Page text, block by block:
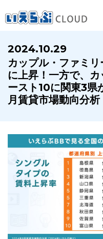
賃貸仲介
業務向け機能 業
ホームページ制作について
2024.10.29
カップル・ファミ
に上昇！一方で、
ースト10に関東3
月賃貸市場動向分析